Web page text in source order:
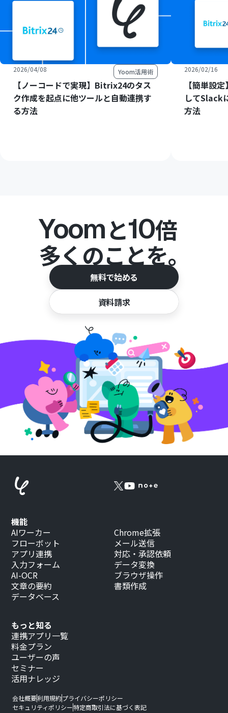
2026/04/08 Yoom活用術
【ノーコードで実現】Bitrix24のタス
ク作成を起点に他ツールと自動連携す
る方法
2026/02/16
【簡単設
してSlack
方法
Yoomと10倍
多くのことを。
無料で始める
資料請求
もっと知る
連携アプリ一覧
料金プラン
ユーザーの声
セミナー
活用ナレッジ
機能
AIワーカー
フローボット
アプリ連携
入力フォーム
AI-OCR
文章の要約
データベース
Chrome拡張
メール送信
対応・承認依頼
データ変換
ブラウザ操作
書類作成
会社概要利用規約プライバシーポリシー
セキュリティポリシー特定商取引法に基づく表記